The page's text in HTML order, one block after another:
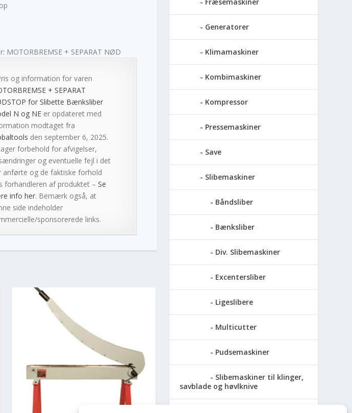
MOTORBREMSE + SEPARAT NØD
og information for varen
+ SEPARAT
for Slibette Bænksliber
N og NEer opdateret med
modtaget fra
den september 6, 2025.
forbehold for afvigelser,
og eventuelle fejl i det
anførte og de faktiske forhold
forhandleren af produktet – Se
info her. Bemærk også, at
side indeholder
sponsorerede links.
Generatorer
Klimamaskiner
Kombimaskiner
Kompressor
Pressemaskiner
Save
Slibemaskiner
Båndsliber
Bænksliber
Div. Slibemaskiner
Excentersliber
Ligeslibere
Multicutter
Pudsemaskiner
Slibemaskiner til klinger,
savblade og høvlknive